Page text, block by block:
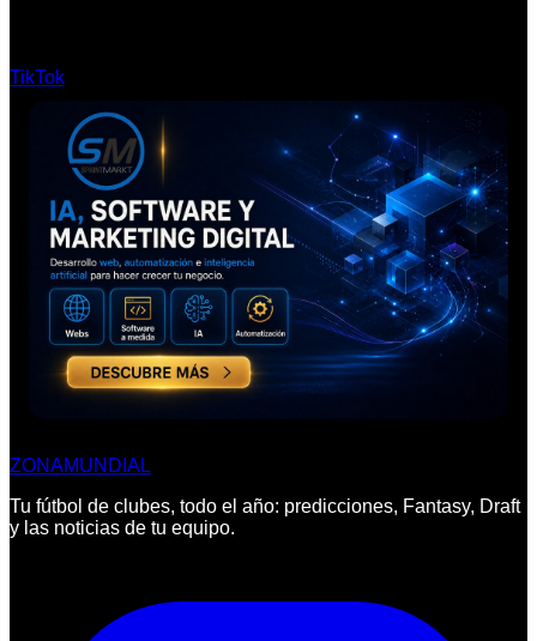
TikTok
ZONAMUNDIAL
Tu fútbol de clubes, todo el año: predicciones, Fantasy, Draft
y las noticias de tu equipo.